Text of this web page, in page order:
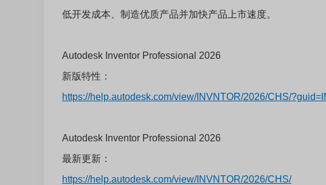
低开发成本、制造优质产品并加快产品上市速度。
Autodesk Inventor Professional 2026
新版特性：
https://help.autodesk.com/view/INVNTOR/2026/CHS/
Autodesk Inventor Professional 2026
最新更新：
https://help.autodesk.com/view/INVNTOR/2026/CHS/